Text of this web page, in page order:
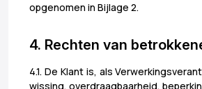
opgenomen in Bijlage 2.
4. Rechten van
4.1. De Klant is, als
wissing, overdraagbaarheid,